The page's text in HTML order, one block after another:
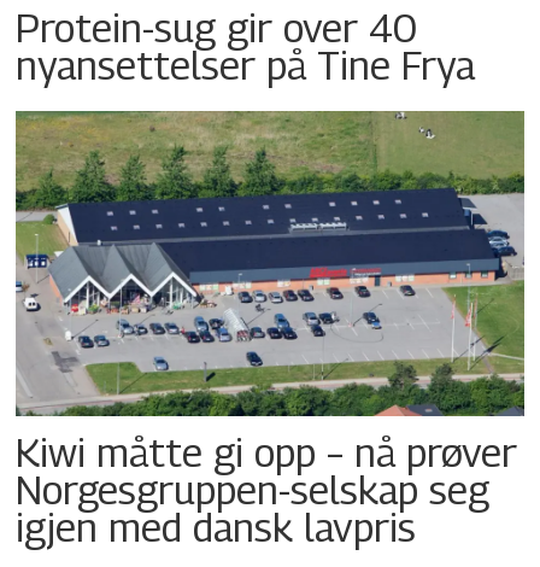
Protein-sug gir over 40
nyansettelser på Tine Frya
Kiwi måtte gi opp – nå prøver
Norgesgruppen-selskap seg
igjen med dansk lavpris